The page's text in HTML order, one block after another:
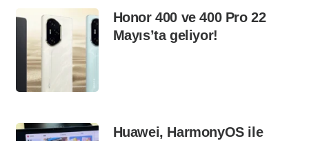
Honor 400 ve 400 Pro 22
Mayıs’ta geliyor!
Huawei, HarmonyOS ile